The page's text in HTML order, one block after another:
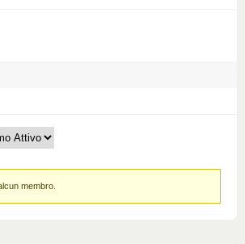
membro.